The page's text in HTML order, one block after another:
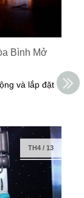
Bình Mở
và lắp đặt
TH4/ 13